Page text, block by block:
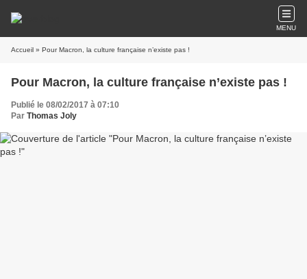
MENU
Accueil » Pour Macron, la culture française n’existe pas !
Pour Macron, la culture française n’existe pas !
Publié le 08/02/2017 à 07:10
Par Thomas Joly